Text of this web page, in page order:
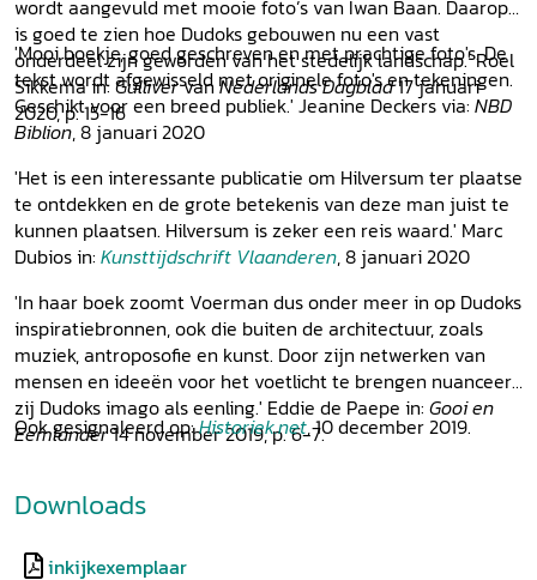
wordt aangevuld met mooie foto’s van Iwan Baan. Daarop
is goed te zien hoe Dudoks gebouwen nu een vast
onderdeel zijn geworden van het stedelijk landschap.' Roel
Sikkema in:Gullivervan Nederlands Dagblad17 januari
2020, p. 15-16
'Mooi boekje, goed geschreven en met prachtige foto's. De
tekst wordt afgewisseld met originele foto's en tekeningen.
Geschikt voor een breed publiek.' Jeanine Deckers via: NBD
Biblion, 8 januari 2020
'Het is een interessante publicatie om Hilversum ter plaatse
te ontdekken en de grote betekenis van deze man juist te
kunnen plaatsen. Hilversum is zeker een reis waard.' Marc
Dubios in: Kunsttijdschrift Vlaanderen, 8 januari 2020
'In haar boek zoomt Voerman dus onder meer in op Dudoks
inspiratiebronnen, ook die buiten de architectuur, zoals
muziek, antroposofie en kunst. Door zijn netwerken van
mensen en ideeën voor het voetlicht te brengen nuanceert
zij Dudoks imago als eenling.' Eddie de Paepe in: Gooi en
Eemlander14 november 2019, p. 6-7.
Ook gesignaleerd op:Historiek.net, 10 december 2019.
Downloads
inkijkexemplaar